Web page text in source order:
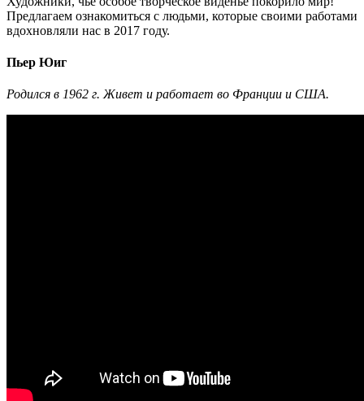
Предлагаем ознакомиться с людьми, которые своими работами
вдохновляли нас в 2017 году.
Пьер Юиг
Родился в 1962 г. Живет и работает во Франции и США.